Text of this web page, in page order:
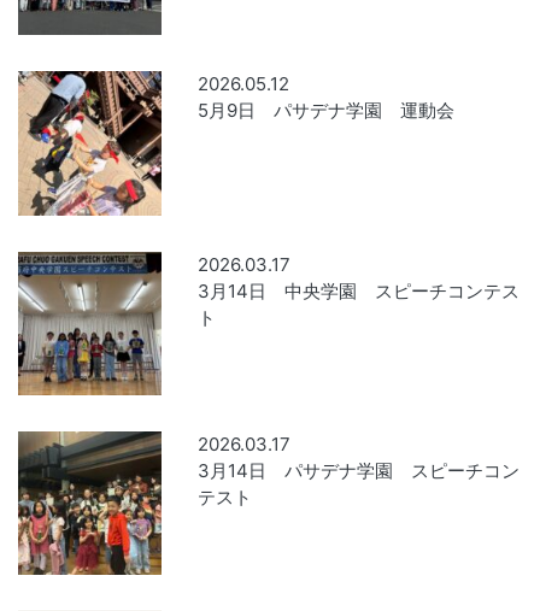
2026.05.12
5月9日 パサデナ学園 運動会
2026.03.17
3月14日 中央学園 スピーチコンテス
ト
2026.03.17
3月14日 パサデナ学園 スピーチコン
テスト